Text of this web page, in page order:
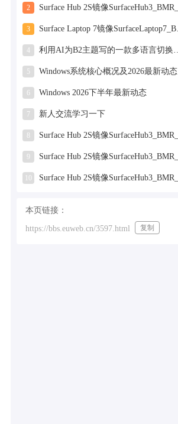
2 Surface Hub 2S镜像SurfaceHub3_BMR_155000_2026.420.11870147.zip网盘下载
3 Surface Laptop 7镜像SurfaceLaptop7_BMR_12010_2025.1009.12069254.zip网盘下载
4 利用AI为B2主题写的一款多语言切换插件
5 Windows系统核心概况及2026最新动态
6 Windows 2026下半年最新动态
7 新人交流学习一下
8 Surface Hub 2S镜像SurfaceHub3_BMR_155000_2025.819.11244626.zip网盘下载
9 Surface Hub 2S镜像SurfaceHub3_BMR_155000_2025.319.9959381.zip网盘下载
10 Surface Hub 2S镜像SurfaceHub3_BMR_155000_2024.731.9330938.zip网盘下载
本页链接：
https://bbs.euweb.cn/3597.html 复制